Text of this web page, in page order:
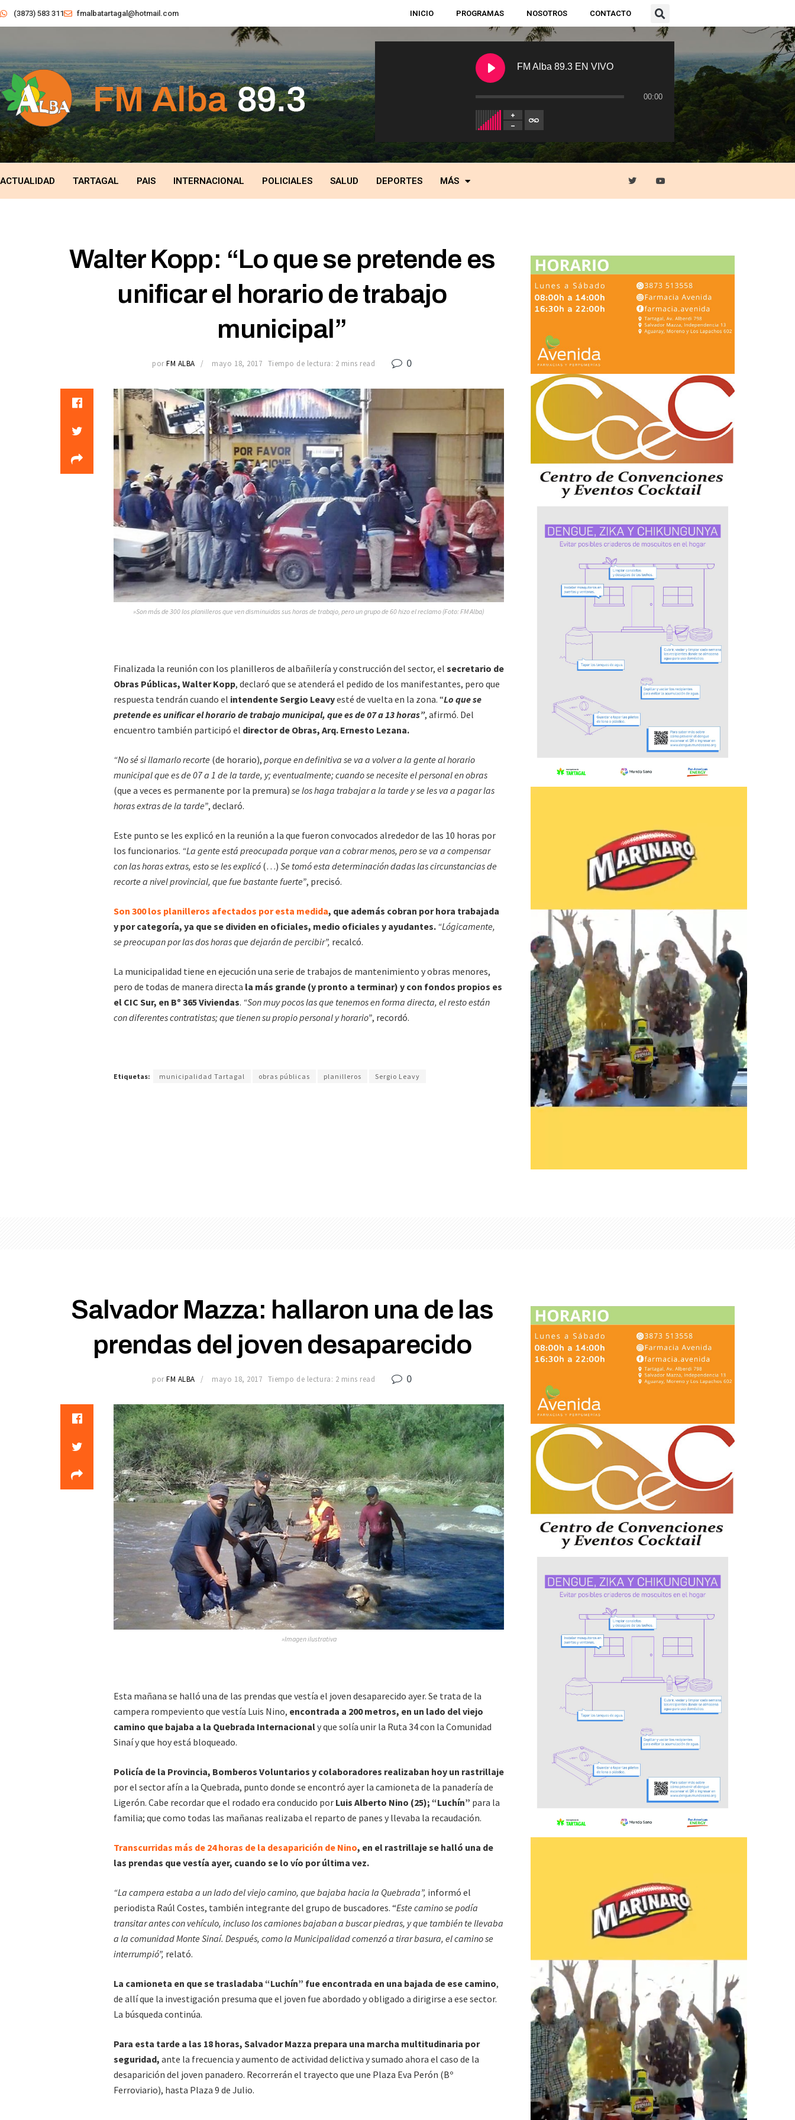
(3873) 583 311 fmalbatartagal@hotmail.com INICIO PROGRAMAS NOSOTROS CONTACTO
FM Alba 89.3 EN VIVO
00:00
ACTUALIDAD TARTAGAL PAIS INTERNACIONAL POLICIALES SALUD DEPORTES MÁS
Walter Kopp: “Lo que se pretende es
unificar el horario de trabajo
municipal”
por FM ALBA mayo 18, 2017 Tiempo de lectura: 2 mins read 0
»Son más de 300 los planilleros que ven disminuidas sus horas de trabajo, pero un grupo de 60 hizo el reclamo (Foto: FM Alba)
Finalizada la reunión con los planilleros de albañilería y construcción del sector, el secretario de
Obras Públicas, Walter Kopp, declaró que se atenderá el pedido de los manifestantes, pero que
respuesta tendrán cuando el intendente Sergio Leavyesté de vuelta en la zona. “Lo que se
pretende es unificar el horario de trabajo municipal, que es de 07 a 13 horas”, afirmó. Del
encuentro también participó el director de Obras, Arq. Ernesto Lezana.
“No sé si llamarlo recorte (de horario), porque en definitiva se va a volver a la gente al horario
municipal que es de 07 a 1 de la tarde, y; eventualmente; cuando se necesite el personal en obras
(que a veces es permanente por la premura) se los haga trabajar a la tarde y se les va a pagar las
horas extras de la tarde”, declaró.
Este punto se les explicó en la reunión a la que fueron convocados alrededor de las 10 horas por
los funcionarios. “La gente está preocupada porque van a cobrar menos, pero se va a compensar
con las horas extras, esto se les explicó (…) Se tomó esta determinación dadas las circunstancias de
recorte a nivel provincial, que fue bastante fuerte”, precisó.
Son 300 los planilleros afectados por esta medida, que además cobran por hora trabajada
y por categoría, ya que se dividen en oficiales, medio oficiales y ayudantes. “Lógicamente,
se preocupan por las dos horas que dejarán de percibir”, recalcó.
La municipalidad tiene en ejecución una serie de trabajos de mantenimiento y obras menores,
pero de todas de manera directa la más grande (y pronto a terminar) y con fondos propios es
el CIC Sur, en Bº 365 Viviendas. “Son muy pocos las que tenemos en forma directa, el resto están
con diferentes contratistas; que tienen su propio personal y horario”, recordó.
Etiquetas: municipalidad Tartagal obras públicas planilleros Sergio Leavy
Salvador Mazza: hallaron una de las
prendas del joven desaparecido
por FM ALBA mayo 18, 2017 Tiempo de lectura: 2 mins read 0
»Imagen ilustrativa
Esta mañana se halló una de las prendas que vestía el joven desaparecido ayer. Se trata de la
campera rompeviento que vestía Luis Nino, encontrada a 200 metros, en un lado del viejo
camino que bajaba a la Quebrada Internacionaly que solía unir la Ruta 34 con la Comunidad
Sinaí y que hoy está bloqueado.
Policía de la Provincia, Bomberos Voluntarios y colaboradores realizaban hoy un rastrillaje
por el sector afín a la Quebrada, punto donde se encontró ayer la camioneta de la panadería de
Ligerón. Cabe recordar que el rodado era conducido por Luis Alberto Nino (25); “Luchín” para la
familia; que como todas las mañanas realizaba el reparto de panes y llevaba la recaudación.
Transcurridas más de 24 horas de la desaparición de Nino, en el rastrillaje se halló una de
las prendas que vestía ayer, cuando se lo vío por última vez.
“La campera estaba a un lado del viejo camino, que bajaba hacia la Quebrada”, informó el
periodista Raúl Costes, también integrante del grupo de buscadores. “Este camino se podía
transitar antes con vehículo, incluso los camiones bajaban a buscar piedras, y que también te llevaba
a la comunidad Monte Sinaí. Después, como la Municipalidad comenzó a tirar basura, el camino se
interrumpió”, relató.
La camioneta en que se trasladaba “Luchín” fue encontrada en una bajada de ese camino,
de allí que la investigación presuma que el joven fue abordado y obligado a dirigirse a ese sector.
La búsqueda continúa.
Para esta tarde a las 18 horas, Salvador Mazza prepara una marcha multitudinaria por
seguridad, ante la frecuencia y aumento de actividad delictiva y sumado ahora el caso de la
desaparición del joven panadero. Recorrerán el trayecto que une Plaza Eva Perón (Bº
Ferroviario), hasta Plaza 9 de Julio.